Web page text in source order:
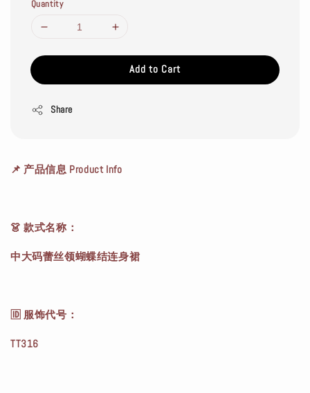
Quantity
Add to Cart
Share
📌 产品信息 Product Info
👗 款式名称：
中大码蕾丝领蝴蝶结连身裙
🆔 服饰代号：
TT316